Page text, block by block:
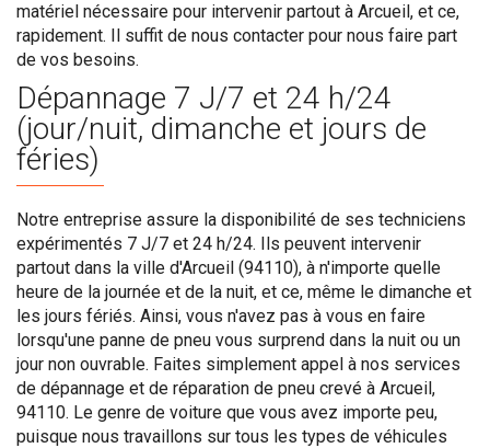
matériel nécessaire pour intervenir partout à Arcueil, et ce,
rapidement. Il suffit de nous contacter pour nous faire part
de vos besoins.
Dépannage 7 J/7 et 24 h/24
(jour/nuit, dimanche et jours de
féries)
Notre entreprise assure la disponibilité de ses techniciens
expérimentés 7 J/7 et 24 h/24. Ils peuvent intervenir
partout dans la ville d'Arcueil (94110), à n'importe quelle
heure de la journée et de la nuit, et ce, même le dimanche et
les jours fériés. Ainsi, vous n'avez pas à vous en faire
lorsqu'une panne de pneu vous surprend dans la nuit ou un
jour non ouvrable. Faites simplement appel à nos services
de dépannage et de réparation de pneu crevé à Arcueil,
94110. Le genre de voiture que vous avez importe peu,
puisque nous travaillons sur tous les types de véhicules